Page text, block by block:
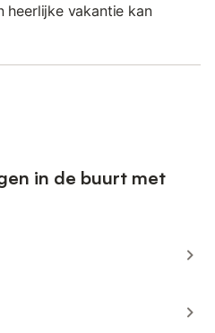
heerlijke vakantie kan
in de buurt met